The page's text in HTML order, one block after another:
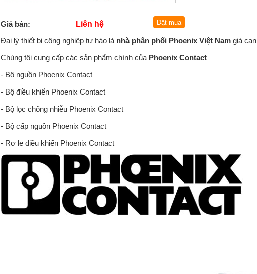
Giá bán:
Liên hệ
Đại lý thiết bị công nghiệp tự hào là nhà phân phối Phoenix Việt Nam giá
Chúng tôi cung cấp các sản phẩm chính của Phoenix Contact
- Bộ nguồn Phoenix Contact
- Bộ điều khiển Phoenix Contact
- Bộ lọc chống nhiễu Phoenix Contact
- Bộ cấp nguồn Phoenix Contact
- Rơ le điều khiển Phoenix Contact